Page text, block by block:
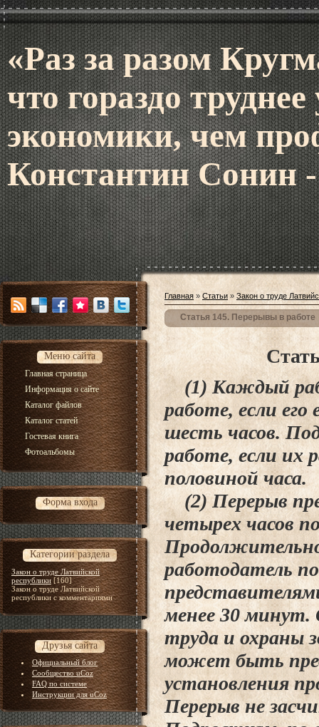
«Раз за разом
что гораздо
экономики, чем
Константин Сонин
Меню сайта
Главная страница
Информация о сайте
Каталог файлов
Каталог статей
Гостевая книга
Фотоальбомы
Форма входа
Категории раздела
Закон о труде Латвийской
республики [160]
Закон о труде Латвийской
республики с комментариями
Друзья сайта
Официальный блог
Сообщество uCoz
FAQ по системе
Инструкции для uCoz
Главная » Статьи » Закон о труде
Статья 145. Перерывы в работе
(1) Каждый
работе, если
шесть часов.
работе, если их
половиной часа.
(2) Перерыв
четырех часов
работодатель
менее 30 минут.
труда и охраны
может быть
установления
Перерыв не